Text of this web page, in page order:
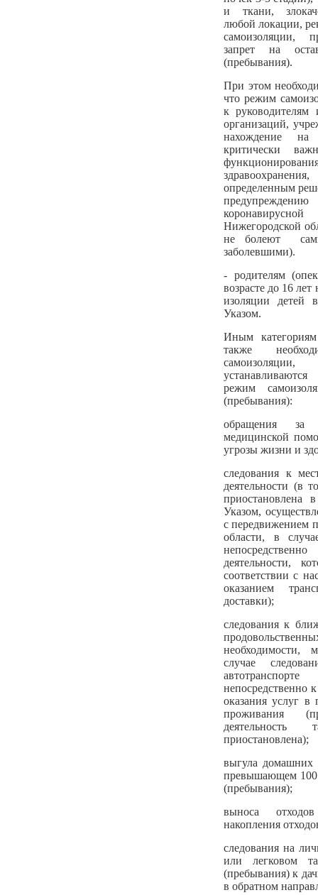
и ткани,
любой локации,
самоизоляции,
запрет на
(пребывания).
При этом
что режим
к руководителям
организаций,
нахождение на
критически
определенным
Нижегородской
не болеют
заболевшими).
- родителям
возрасте до 16
изоляции детей
Указом.
Иным
также
режим
(пребывания):
обращения за
медицинской
угрозы жизни и
следования к
деятельности (в
приостановлена
Указом,
с передвижением
области, в
деятельности,
соответствии с
оказанием
доставки);
следования к
необходимости,
случае
непосредственно
оказания услуг в
проживания
приостановлена);
выгула домашних
превышающем 100
(пребывания);
выноса
накопления
следования на
или легковом
(пребывания) к
в обратном